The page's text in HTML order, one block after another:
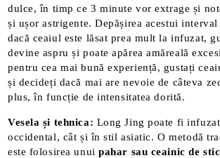
dulce, în timp ce 3 minute vor extrage și
și ușor astrigente. Depășirea acestui
dacă ceaiul este lăsat prea mult la infuzat,
devine aspru și poate apărea amăreală
pentru cea mai bună experiență, gustați
și decideți dacă mai are nevoie de câteva
plus, în funcție de intensitatea dorită.
Vesela și tehnica: Long Jing poate fi
occidental, cât și în stil asiatic. O metodă
este folosirea unuipahar sau ceainic de